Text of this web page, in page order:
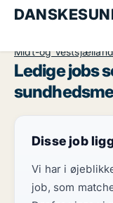
Midt-og Vestsjælland
Ledige jobs
Disse job
Vi har i
job, som